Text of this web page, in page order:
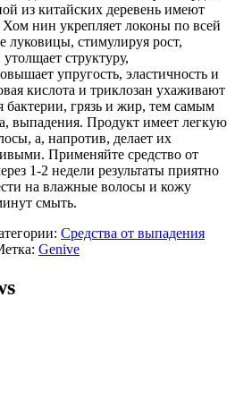
из китайских деревень имеют
нин укрепляет локоны по всей
луковицы, стимулируя рост,
структуру,
упругость, эластичность и
кислота и триклозан ухаживают
бактерии, грязь и жир, тем самым
выпадения. Продукт имеет легкую
а, напротив, делает их
Применяйте средство от
1-2 недели результаты приятно
на влажные волосы и кожу
смыть.
Средства от выпадения
Genive